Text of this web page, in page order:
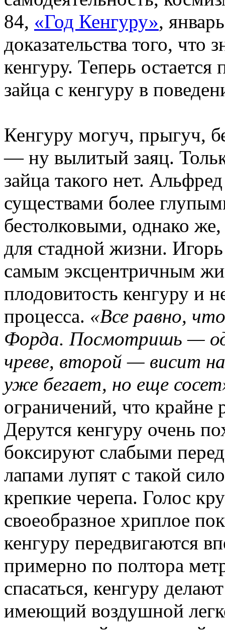
84, «Год Кенгуру»,
доказательства того, что
кенгуру. Теперь
зайца с кенгуру в
Кенгуру могуч, прыгуч,
— ну вылитый заяц.
зайца такого нет.
существами более
бестолковыми, однако
для стадной жизни.
самым эксцентричным
плодовитость кенгуру и
процесса. «Все равно,
Форда. Посмотришь —
чреве, второй — висит
уже бегает, но еще
ограничений, что
Дерутся кенгуру очень
боксируют слабыми
лапами лупят с такой
крепкие черепа. Голос
своеобразное хриплое
кенгуру передвигаются
примерно по полтора
спасаться, кенгуру
имеющий воздушной